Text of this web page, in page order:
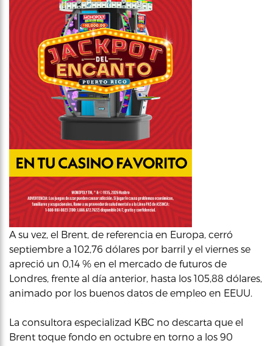
A su vez, el Brent, de referencia en Europa, cerró
septiembre a 102,76 dólares por barril y el viernes se
apreció un 0,14 % en el mercado de futuros de
Londres, frente al día anterior, hasta los 105,88 dólares,
animado por los buenos datos de empleo en EEUU.
La consultora especializad KBC no descarta que el
Brent toque fondo en octubre en torno a los 90